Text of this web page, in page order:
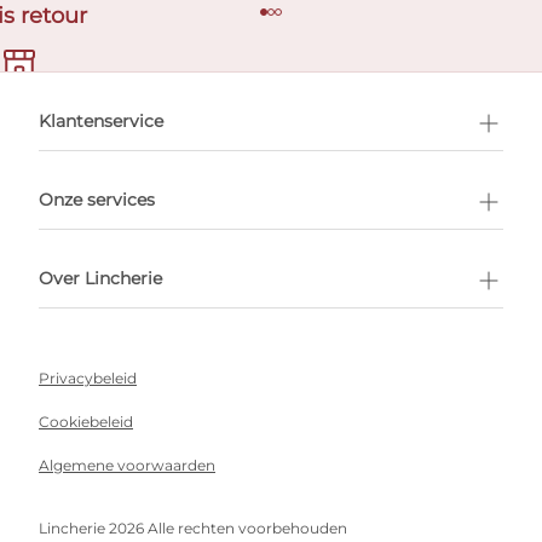
retour
afspraak
Klantenservice
Onze services
Over Lincherie
Privacybeleid
Cookiebeleid
Algemene voorwaarden
Lincherie 2026 Alle rechten voorbehouden